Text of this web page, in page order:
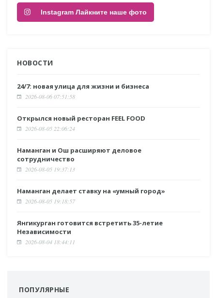
Instagram Лайкните наше фото
НОВОСТИ
24/7: новая улица для жизни и бизнеса
2026-08-06 07:51:58
Открылся новый ресторан FEEL FOOD
2026-08-05 22:06:24
Наманган и Ош расширяют деловое
сотрудничество
2026-08-05 19:37:13
Наманган делает ставку на «умный город»
2026-08-05 19:18:57
Янгикурган готовится встретить 35-летие
Независимости
2026-08-04 18:44:11
ПОПУЛЯРНЫЕ